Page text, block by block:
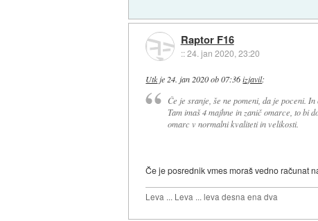
Raptor F16
::24. jan 2020, 23:20
Utkje24. jan 2020 ob 07:36 izjavil:
Če je sranje, še ne pomeni, da je poceni.
Tam imaš 4 majhne in zanič omarce, to bi
omarc v normalni kvaliteti in velikosti.
Če je posrednik vmes moraš vedno računat
Leva ... Leva ... leva desna ena dva